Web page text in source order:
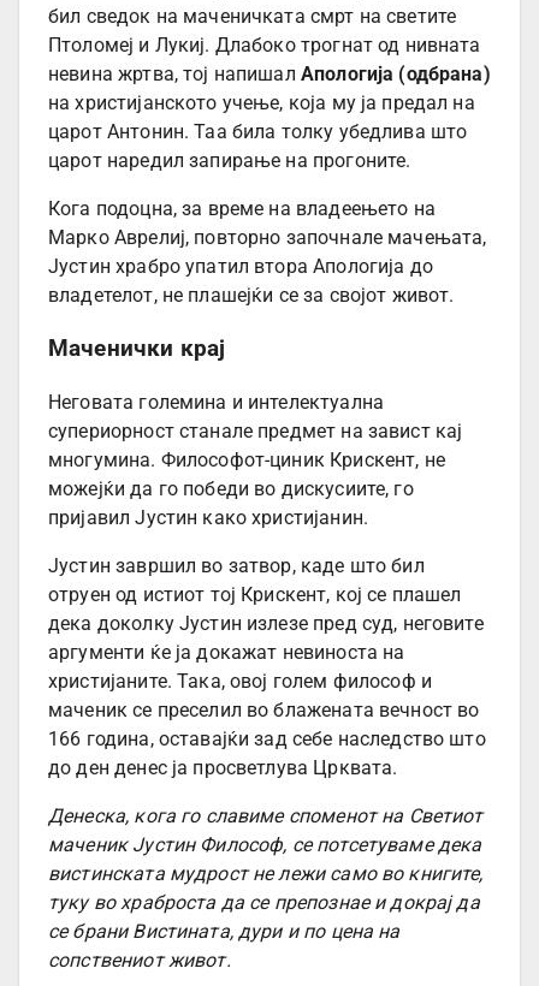
бил сведок на маченичката смрт на светите
Птоломеј и Лукиј. Длабоко трогнат од нивната
невина жртва, тој напишал Апологија (одбрана)
на христијанското учење, која му ја предал на
царот Антонин. Таа била толку убедлива што
царот наредил запирање на прогоните.
Кога подоцна, за време на владеењето на
Марко Аврелиј, повторно започнале мачењата,
Јустин храбро упатил втора Апологија до
владетелот, не плашејќи се за својот живот.
Маченички крај
Неговата големина и интелектуална
супериорност станале предмет на завист кај
многумина. Философот-циник Крискент, не
можејќи да го победи во дискусиите, го
пријавил Јустин како христијанин.
Јустин завршил во затвор, каде што бил
отруен од истиот тој Крискент, кој се плашел
дека доколку Јустин излезе пред суд, неговите
аргументи ќе ја докажат невиноста на
христијаните. Така, овој голем философ и
маченик се преселил во блажената вечност во
166 година, оставајќи зад себе наследство што
до ден денес ја просветлува Црквата.
Денеска, кога го славиме споменот на Светиот
маченик Јустин Философ, се потсетуваме дека
вистинската мудрост не лежи само во книгите,
туку во храброста да се препознае и докрај да
се брани Вистината, дури и по цена на
сопствениот живот.